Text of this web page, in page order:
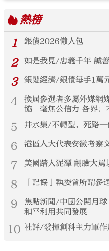
熱榜
1
銀債2026懶人包
2 如是我見/忠義千年 誠
3 銀髮經濟/銀債每手1萬
4
換屆參選者多屬外媒網
協」毫無公信力 各界：
5 井水集/不轉型，死路一
6 港區人大代表安徽考察
7 美國踏入泥潭 翻臉大罵
8 「記協」執委會所謂參
9
焦點新聞/中國公開月
和平利用共同發展
10 社評/發揮創科主力軍